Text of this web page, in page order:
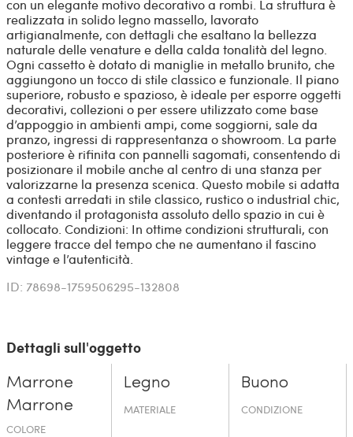
con un elegante motivo decorativo a rombi. La struttura è
realizzata in solido legno massello, lavorato
artigianalmente, con dettagli che esaltano la bellezza
naturale delle venature e della calda tonalità del legno.
Ogni cassetto è dotato di maniglie in metallo brunito, che
aggiungono un tocco di stile classico e funzionale. Il piano
superiore, robusto e spazioso, è ideale per esporre oggetti
decorativi, collezioni o per essere utilizzato come base
d’appoggio in ambienti ampi, come soggiorni, sale da
pranzo, ingressi di rappresentanza o showroom. La parte
posteriore è rifinita con pannelli sagomati, consentendo di
posizionare il mobile anche al centro di una stanza per
valorizzarne la presenza scenica. Questo mobile si adatta
a contesti arredati in stile classico, rustico o industrial chic,
diventando il protagonista assoluto dello spazio in cui è
collocato. Condizioni: In ottime condizioni strutturali, con
leggere tracce del tempo che ne aumentano il fascino
vintage e l’autenticità.
ID: 78698-1759506295-132808
Dettagli sull'oggetto
Marrone
Marrone
COLORE
Legno
MATERIALE
Buono
CONDIZIONE